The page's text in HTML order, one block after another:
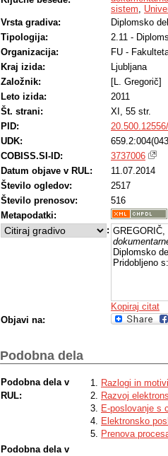
sistem,
Vrsta gradiva:
Diplomsko
Tipologija:
2.11 -
Organizacija:
FU -
Kraj izida:
Ljubljana
Založnik:
[L. Gregorič]
Leto izida:
2011
Št. strani:
XI, 55 str.
PID:
UDK:
COBISS.SI-ID:
3737006
Datum objave v RUL:
11.07.2014
Število ogledov:
2517
Število prenosov:
516
Metapodatki:
:
Diplomsko
Pridobljeno
Kopiraj citat
Objavi na:
Podobna dela
Podobna dela v
RUL:
Razlogi in
Razvoj
E-poslovanje s
Elektronsko
Prenova
Podobna dela v